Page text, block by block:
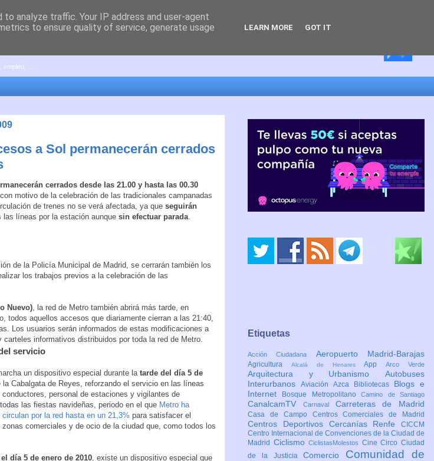
...
a Sol permanecerán cerrados
cerrados desde las 21.00 y hasta las 00.30
con motivo de la celebración de las tradicionales campanadas
de trenes no se verá afectada, ya que seguirán
las líneas por la estación aunque sin efectuar parada
de la Policía Municipal de Madrid, se cerrarán también los
los trabajos previos a la celebración de las
Nuevo) , la red de Metro también abrirá más tarde, en
todos aquellos accesos que diariamente cierran a las 21:40,
Los usuarios serán informados de estas modificaciones a
informativos distribuidos por toda la red de Metro.
servicio
un dispositivo especial durante la tarde del día 5 de
Cabalgata de Reyes, reforzando el servicio en las líneas
personal de estaciones y vigilantes de
las fiestas navideñas, periodo en el que Metro ha
por la red hasta en un 21,3% para satisfacer el
comerciales y de ocio de la ciudad que, como todos los
día 5 de enero de 2010 , existe un dispositivo especial que
Etiquetas
Acción Ciudadana Aeropuerto Madrid-Barajas
Agricultura Alcalá de HenaresAppArco Verde
Arquitectura y Urbanismo Autobuses
Interurbanos Aviación Azca Bibliotecas Blogs e
Internet
Bosque MetropolitanoCamino de Santiago
CanalcamTV Carnaval Carreteras de Madrid
Casa de Campo Centros Comerciales de Madrid
Centros Deportivos Cercanías Renfe CICCM
Centro Internacional de Convenciones de la Ciudad de
Madrid CiclismoCiclistasMolestos CineCircoCiudad
de la JusticiaComercio Comunidad de
analyze traffic. Your IP address and user-agent
to ensure quality of service, generate usage
LEARN MORE GOT IT